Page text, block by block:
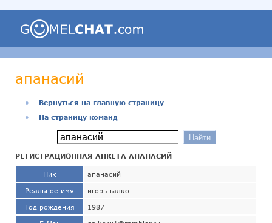
апанасий
●
Вернуться на главную страницу
●
На страницу команд
РЕГИСТРАЦИОННАЯ АНКЕТА АПАНАСИЙ
Ник апанасий
Реальное имя игорь галко
Год рождения 1987